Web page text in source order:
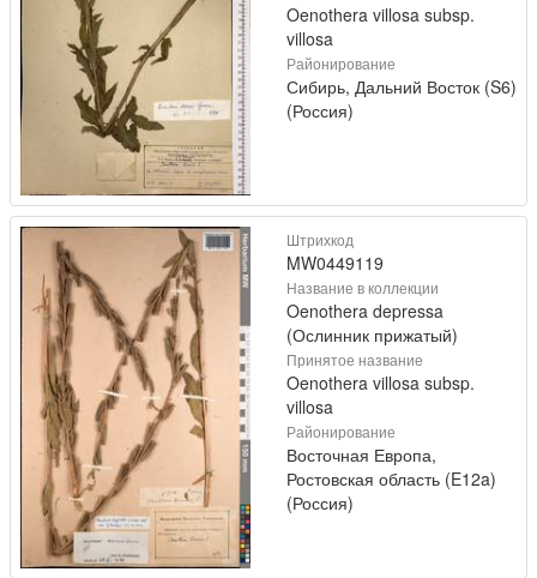
Oenothera villosa subsp.
villosa
Районирование
Сибирь, Дальний Восток (S6)
(Россия)
Штрихкод
MW0449119
Название в коллекции
Oenothera depressa
(Ослинник прижатый)
Принятое название
Oenothera villosa subsp.
villosa
Районирование
Восточная Европа,
Ростовская область (E12a)
(Россия)